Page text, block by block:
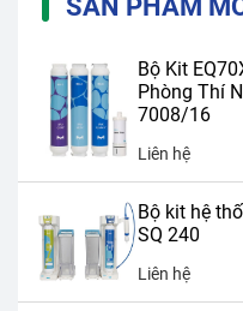
SẢN PHẨM
Bộ Kit
Phòng Thí
7008/16
Liên hệ
Bộ kit hệ
SQ 240
Liên hệ